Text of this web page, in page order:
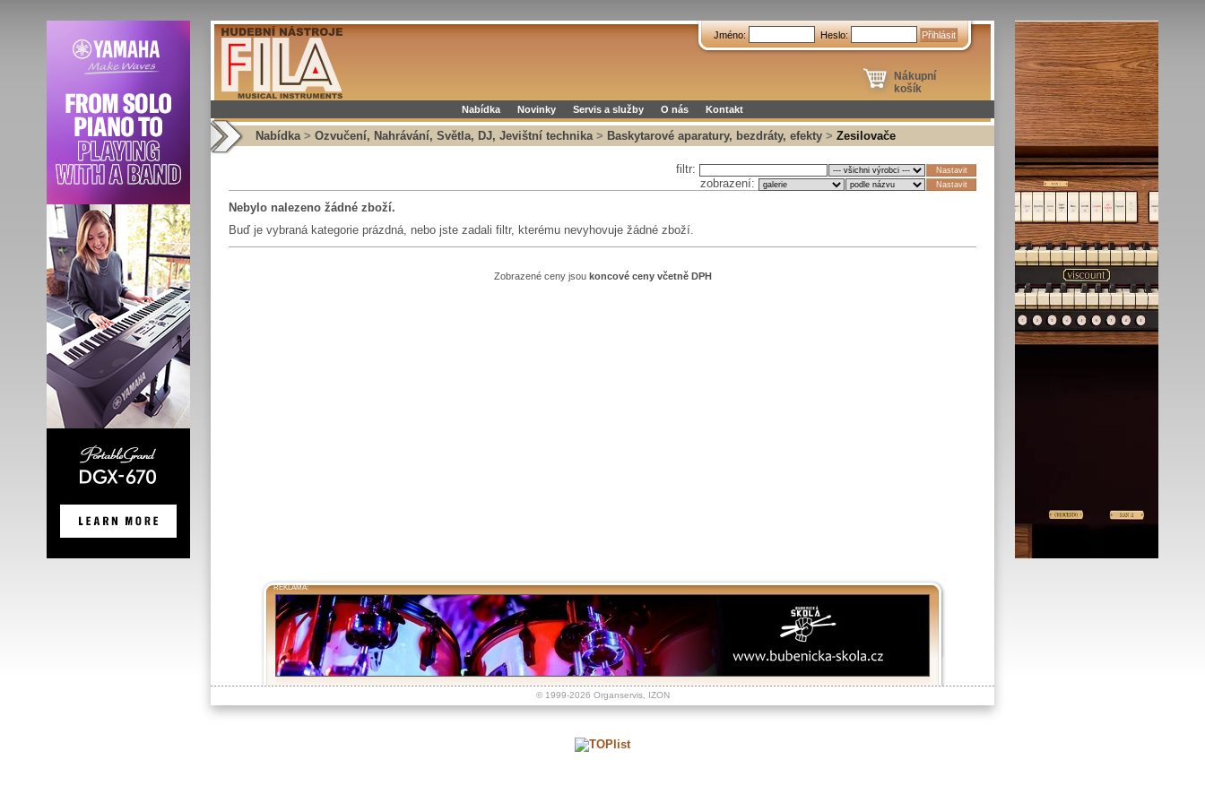
Nákupní
košík
Jméno: Heslo:
Nabídka Novinky Servis a služby O nás Kontakt
Nabídka > Ozvučení, Nahrávání, Světla, DJ, Jevištní technika > Baskytarové aparatury, bezdráty, efekty > Zesilovače
filtr:
zobrazení:
Nebylo nalezeno žádné zboží.
Buď je vybraná kategorie prázdná, nebo jste zadali filtr, kterému nevyhovuje žádné zboží.
Zobrazené ceny jsou koncové ceny včetně DPH
REKLAMA:
© 1999-2026 Organservis, IZON